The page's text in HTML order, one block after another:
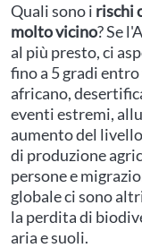
Quali sono i rischi
molto vicino? Se
al più presto, ci
fino a 5 gradi
africano,
eventi estremi,
aumento del
di produzione
persone e
globale ci sono
la perdita di
aria e suoli.